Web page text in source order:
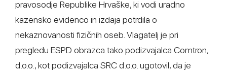
pravosodje Republike Hrvaške, ki vodi uradno
kazensko evidenco in izdaja potrdila o
nekaznovanosti fizičnih oseb. Vlagatelj je pri
pregledu ESPD obrazca tako podizvajalca Comtron,
d.o.o., kot podizvajalca SRC d.o.o. ugotovil, da je